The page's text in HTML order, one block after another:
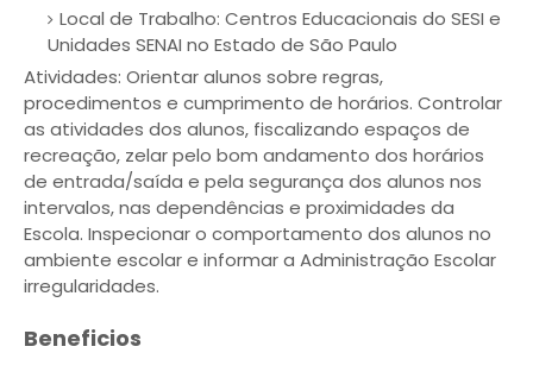
Local de Trabalho: Centros Educacionais do SESI e
Unidades SENAI no Estado de São Paulo
Atividades: Orientar alunos sobre regras,
procedimentos e cumprimento de horários. Controlar
as atividades dos alunos, fiscalizando espaços de
recreação, zelar pelo bom andamento dos horários
de entrada/saída e pela segurança dos alunos nos
intervalos, nas dependências e proximidades da
Escola. Inspecionar o comportamento dos alunos no
ambiente escolar e informar a Administração Escolar
irregularidades.
Beneficios